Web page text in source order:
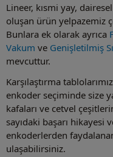
Lineer, kısmi yay,
oluşan ürün yelpazemiz
Bunlara ek olarak ayrıca
Vakum ve Genişletilmiş
mevcuttur.
Karşılaştırma
enkoder seçiminde size
kafaları ve cetvel
sayıdaki başarı hikayesi
enkoderlerden
ulaşabilirsiniz.